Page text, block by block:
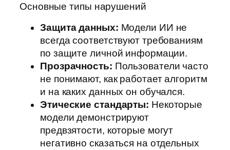
Основные типы нарушений
Защита данных: Модели ИИ не
всегда соответствуют требованиям
по защите личной информации.
Прозрачность: Пользователи часто
не понимают, как работает алгоритм
и на каких данных он обучался.
Этические стандарты: Некоторые
модели демонстрируют
предвзятости, которые могут
негативно сказаться на отдельных